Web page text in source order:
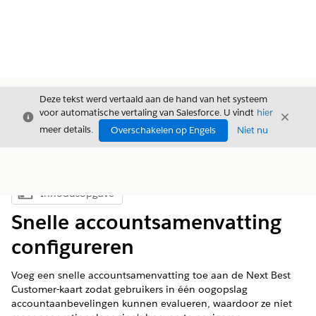
Sluiten
Deze tekst werd vertaald aan de hand van het systeem
voor automatische vertaling van Salesforce. U vindt hier
meer details.
Overschakelen op Engels Niet nu
Sluiten
Inhoudsopgave weergeven
Inhoudsopgave
Snelle accountsamenvatting
configureren
Voeg een snelle accountsamenvatting toe aan de Next Best
Customer-kaart zodat gebruikers in één oogopslag
accountaanbevelingen kunnen evalueren, waardoor ze niet